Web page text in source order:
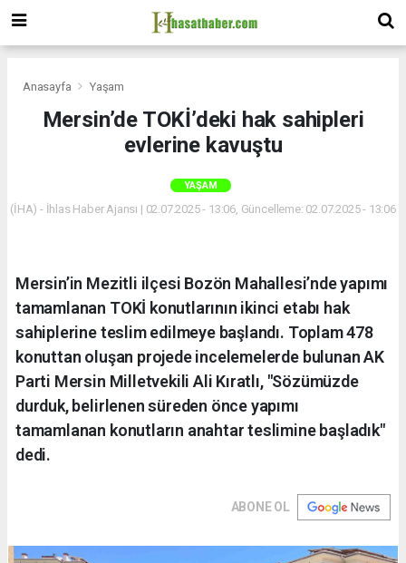
Anasayfa Yaşam
Mersin’de TOKİ’deki hak sahipleri
evlerine kavuştu
YAŞAM
(İHA) - İhlas Haber Ajansı | 02.07.2025 - 13:06, Güncelleme: 02.07.2025 - 13:06
Mersin’in Mezitli ilçesi Bozön Mahallesi’nde yapımı
tamamlanan TOKİ konutlarının ikinci etabı hak
sahiplerine teslim edilmeye başlandı. Toplam 478
konuttan oluşan projede incelemelerde bulunan AK
Parti Mersin Milletvekili Ali Kıratlı, "Sözümüzde
durduk, belirlenen süreden önce yapımı
tamamlanan konutların anahtar teslimine başladık"
dedi.
ABONE OL